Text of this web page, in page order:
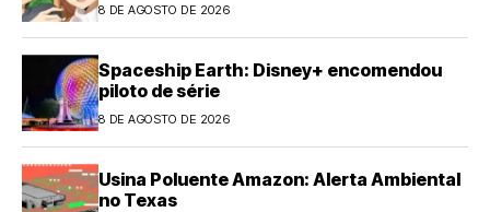
8 DE AGOSTO DE 2026
Spaceship Earth: Disney+ encomendou
piloto de série
8 DE AGOSTO DE 2026
Usina Poluente Amazon: Alerta Ambiental
no Texas